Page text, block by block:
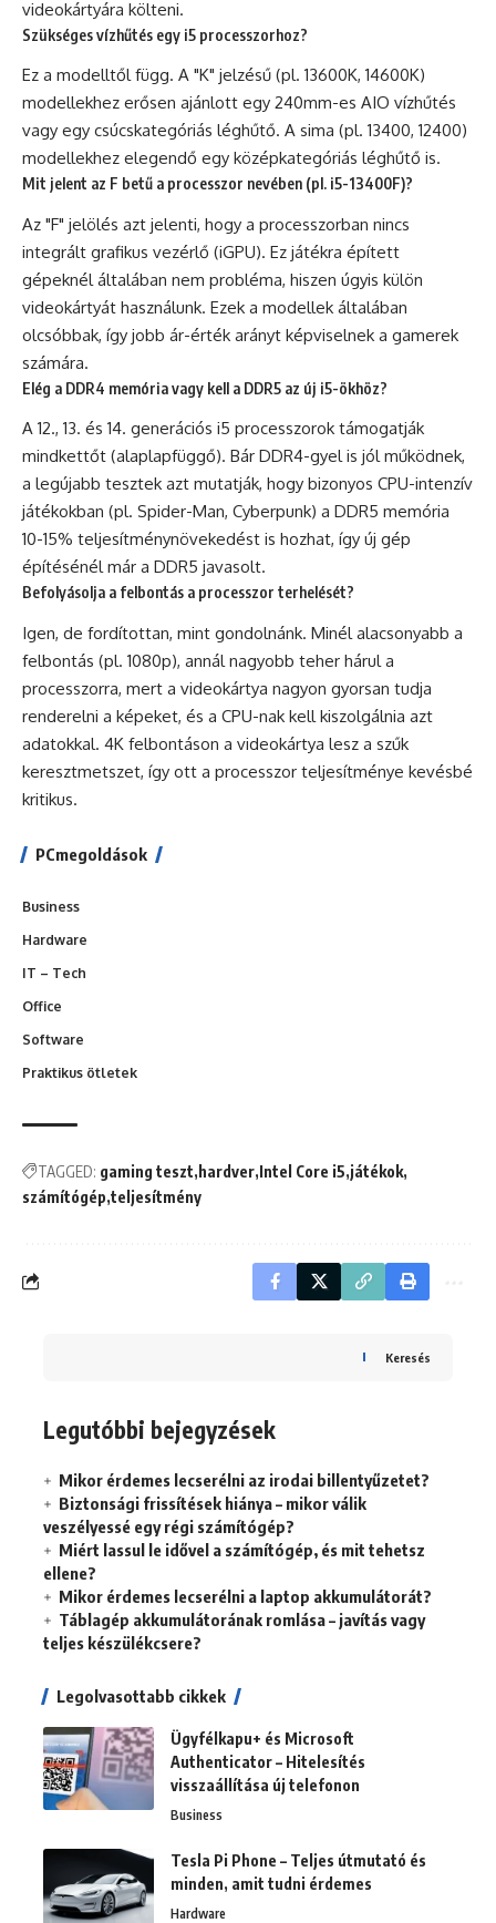
videokártyára költeni.
Szükséges vízhűtés egy i5 processzorhoz?
Ez a modelltől függ. A "K" jelzésű (pl. 13600K, 14600K)
modellekhez erősen ajánlott egy 240mm-es AIO vízhűtés
vagy egy csúcskategóriás léghűtő. A sima (pl. 13400, 12400)
modellekhez elegendő egy középkategóriás léghűtő is.
Mit jelent az F betű a processzor nevében (pl. i5-13400F)?
Az "F" jelölés azt jelenti, hogy a processzorban nincs
integrált grafikus vezérlő (iGPU). Ez játékra épített
gépeknél általában nem probléma, hiszen úgyis külön
videokártyát használunk. Ezek a modellek általában
olcsóbbak, így jobb ár-érték arányt képviselnek a gamerek
számára.
Elég a DDR4 memória vagy kell a DDR5 az új i5-ökhöz?
A 12., 13. és 14. generációs i5 processzorok támogatják
mindkettőt (alaplapfüggő). Bár DDR4-gyel is jól működnek,
a legújabb tesztek azt mutatják, hogy bizonyos CPU-intenzív
játékokban (pl. Spider-Man, Cyberpunk) a DDR5 memória
10-15% teljesítménynövekedést is hozhat, így új gép
építésénél már a DDR5 javasolt.
Befolyásolja a felbontás a processzor terhelését?
Igen, de fordítottan, mint gondolnánk. Minél alacsonyabb a
felbontás (pl. 1080p), annál nagyobb teher hárul a
processzorra, mert a videokártya nagyon gyorsan tudja
renderelni a képeket, és a CPU-nak kell kiszolgálnia azt
adatokkal. 4K felbontáson a videokártya lesz a szűk
keresztmetszet, így ott a processzor teljesítménye kevésbé
kritikus.
PCmegoldások
Business
Hardware
IT – Tech
Office
Software
Praktikus ötletek
TAGGED: gaming teszt hardver Intel Core i5 játékok
számítógép teljesítmény
Keresés
Legutóbbi bejegyzések
Mikor érdemes lecserélni az irodai billentyűzetet?
Biztonsági frissítések hiánya – mikor válik
veszélyessé egy régi számítógép?
Miért lassul le idővel a számítógép, és mit tehetsz
ellene?
Mikor érdemes lecserélni a laptop akkumulátorát?
Táblagép akkumulátorának romlása – javítás vagy
teljes készülékcsere?
Legolvasottabb cikkek
Ügyfélkapu+ és Microsoft
Authenticator – Hitelesítés
visszaállítása új telefonon
Business
Tesla Pi Phone – Teljes útmutató és
minden, amit tudni érdemes
Hardware